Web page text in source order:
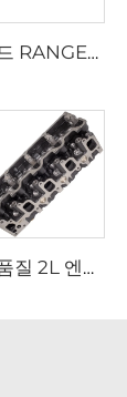
포드 RANGER / 마즈다 BT-50 3.2L용 엔진 풀 가스킷 세트 AB39-6079-AB 오버홀 씰 가스킷 키트
고품질 2L 엔진 실린더 헤드 커버 11101-54050 TOYOTA Dyna HIACE HILUX LAND CRUISER 2.4L용